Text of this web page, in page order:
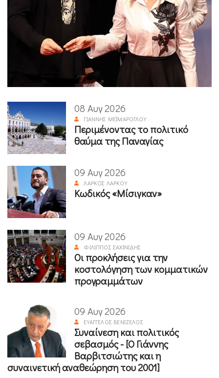
08 Αυγ 2026
ΓΙΆΝΝΗΣ ΜΕΪΜΆΡΟΓΛΟΥ
Περιμένοντας το πολιτικό
θαύμα της Παναγίας
09 Αυγ 2026
ΛΆΡΚΟΣ ΛΆΡΚΟΥ
Κωδικός «Μίσιγκαν»
09 Αυγ 2026
ΦΊΛΙΠΠΟΣ ΣΑΧΙΝΊΔΗΣ
Οι προκλήσεις για την
κοστολόγηση των κομματικών
προγραμμάτων
09 Αυγ 2026
ΕΥΆΓΓΕΛΟΣ ΒΕΝΙΖΈΛΟΣ
Συναίνεση και πολιτικός
σεβασμός - [Ο Γιάννης
Βαρβιτσιώτης και η
συναινετική αναθεώρηση του 2001]